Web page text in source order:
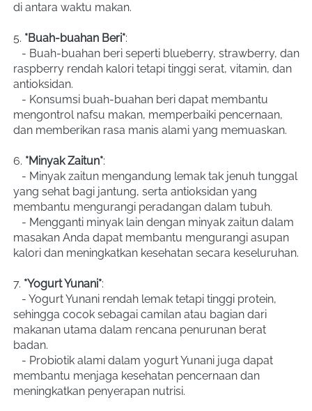
di antara waktu makan.
5. *Buah-buahan Beri*:
raspberry rendah kalori tetapi tinggi serat, vitamin, dan
antioksidan.
mengontrol nafsu makan, memperbaiki pencernaan,
dan memberikan rasa manis alami yang memuaskan.
6. *Minyak Zaitun*:
yang sehat bagi jantung, serta antioksidan yang
membantu mengurangi peradangan dalam tubuh.
masakan Anda dapat membantu mengurangi asupan
kalori dan meningkatkan kesehatan secara keseluruhan.
7. *Yogurt Yunani*:
sehingga cocok sebagai camilan atau bagian dari
makanan utama dalam rencana penurunan berat
badan.
membantu menjaga kesehatan pencernaan dan
meningkatkan penyerapan nutrisi.